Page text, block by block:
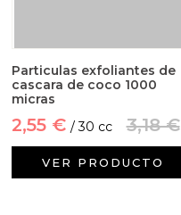
Particulas exfoliantes de
cascara de coco 1000
micras
2,55 € / 30 cc 3,18 €
VER PRODUCTO